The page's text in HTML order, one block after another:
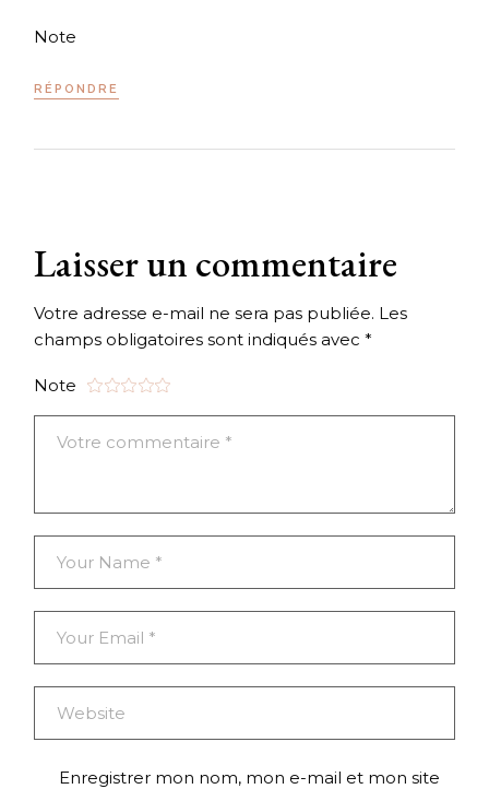
Note
RÉPONDRE
Laisser un commentaire
Votre adresse e-mail ne sera pas publiée. Les
champs obligatoires sont indiqués avec*
Note
Enregistrer mon nom, mon e-mail et mon site